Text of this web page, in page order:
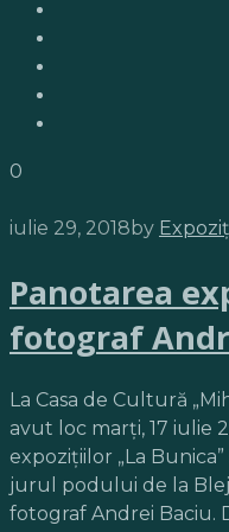
0
iulie 29, 2018 by
Panotarea
fotograf
La Casa de Cultură
avut loc marţi, 17 iulie
expoziţiilor „La
jurul podului de la
fotograf Andrei Baciu.